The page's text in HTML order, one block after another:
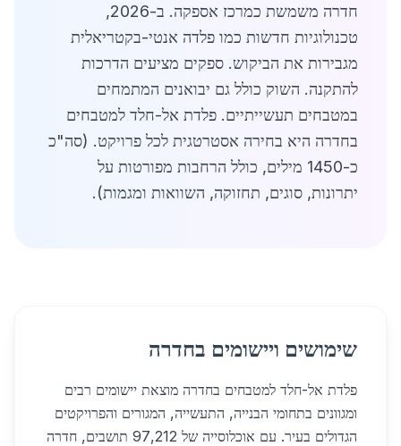
חדרה משמשת כמרכז אספקה. ב-2026,
טכנולוגיות חדשות כמו פלדה אנטי-בקטריאלית
מגבירות את הביקוש. ספקים מציעים הדרכות
להתקנה. השוק כולל גם יבואנים המתמחים
במטבחים תעשייתיים. פלדת אל-חלד למטבחים
בחדרה היא בחירה אסטרטגית לכל פרויקט. (סה"כ
כ-1450 מילים, כולל הרחבות מפורטות על
יתרונות, סוגים, תחזוקה, השוואות ומגמות).
שימושים ויישומים בחדרה
פלדת אל-חלד למטבחים בחדרה מוצאת יישומים רבים
ומגוונים בתחומי הבנייה, התעשייה, המגורים והפרויקטים
הגדולים בעיר. עם אוכלוסייה של 97,212 תושבים, חדרה